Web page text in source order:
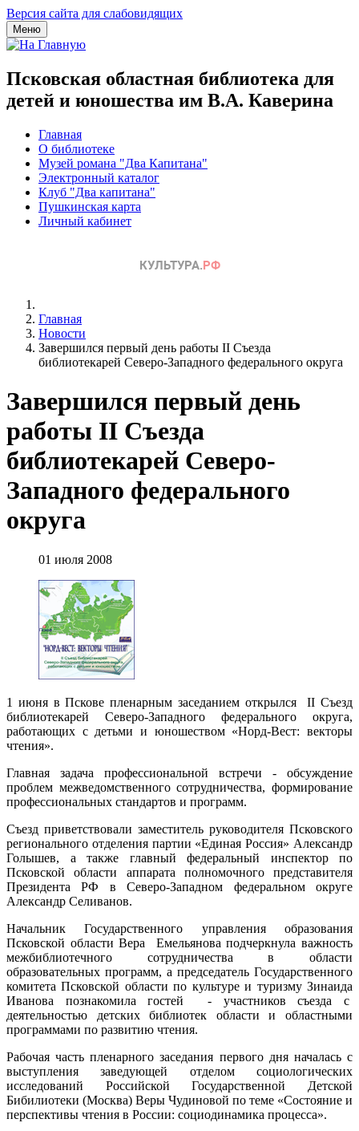
Версия сайта для слабовидящих
Меню
Псковская областная библиотека для
детей и юношества им В.А. Каверина
Главная
О библиотеке
Музей романа "Два Капитана"
Электронный каталог
Клуб "Два капитана"
Пушкинская карта
Личный кабинет
Главная
Новости
Завершился первый день работы II Съезда
библиотекарей Северо-Западного федерального округа
Завершился первый день
работы II Съезда
библиотекарей Северо-
Западного федерального
округа
01 июля 2008
1 июня в Пскове пленарным заседанием открылся II Съезд
библиотекарей Северо-Западного федерального округа,
работающих с детьми и юношеством «Норд-Вест: векторы
чтения».
Главная задача профессиональной встречи - обсуждение
проблем межведомственного сотрудничества, формирование
профессиональных стандартов и программ.
Съезд приветствовали заместитель руководителя Псковского
регионального отделения партии «Единая Россия» Александр
Голышев, а также главный федеральный инспектор по
Псковской области аппарата полномочного представителя
Президента РФ в Северо-Западном федеральном округе
Александр Селиванов.
Начальник Государственного управления образования
Псковской области Вера Емельянова подчеркнула важность
межбиблиотечного сотрудничества в области
образовательных программ, а председатель Государственного
комитета Псковской области по культуре и туризму Зинаида
Иванова познакомила гостей - участников съезда с
деятельностью детских библиотек области и областными
программами по развитию чтения.
Рабочая часть пленарного заседания первого дня началась с
выступления заведующей отделом социологических
исследований Российской Государственной Детской
Бибилиотеки (Москва) Веры Чудиновой по теме «Состояние и
перспективы чтения в России: социодинамика процесса».